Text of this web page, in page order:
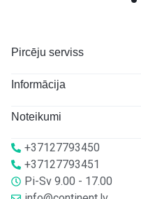
Pircēju serviss
Informācija
Noteikumi
+37127793450
+37127793451
Pi-Sv 9.00 - 17.00